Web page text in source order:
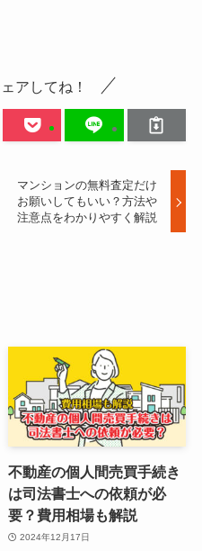
アしてね！
マンションの無料査定だけ
お願いしてもいい？方法や
注意点をわかりやすく解説
不動産の個人間売買手続き
は司法書士への依頼が必
要？費用相場も解説
2024年12月17日